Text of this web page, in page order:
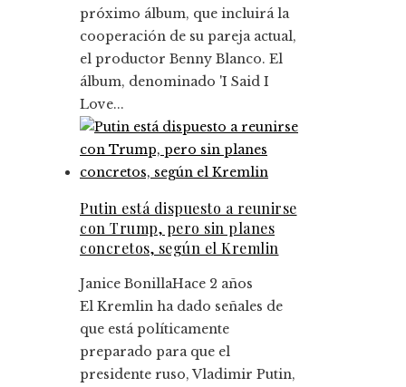
próximo álbum, que incluirá la
cooperación de su pareja actual,
el productor Benny Blanco. El
álbum, denominado 'I Said I
Love...
Putin está dispuesto a reunirse
con Trump, pero sin planes
concretos, según el Kremlin
Janice BonillaHace 2 años
El Kremlin ha dado señales de
que está políticamente
preparado para que el
presidente ruso, Vladimir Putin,